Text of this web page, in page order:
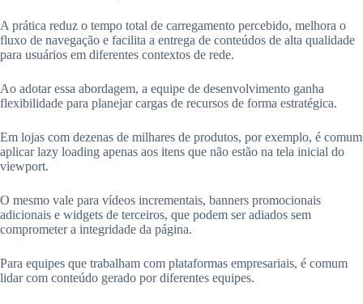
A prática reduz o tempo total de carregamento percebido, melhora o
fluxo de navegação e facilita a entrega de conteúdos de alta qualidade
para usuários em diferentes contextos de rede.
Ao adotar essa abordagem, a equipe de desenvolvimento ganha
flexibilidade para planejar cargas de recursos de forma estratégica.
Em lojas com dezenas de milhares de produtos, por exemplo, é comum
aplicar lazy loading apenas aos itens que não estão na tela inicial do
viewport.
O mesmo vale para vídeos incrementais, banners promocionais
adicionais e widgets de terceiros, que podem ser adiados sem
comprometer a integridade da página.
Para equipes que trabalham com plataformas empresariais, é comum
lidar com conteúdo gerado por diferentes equipes.